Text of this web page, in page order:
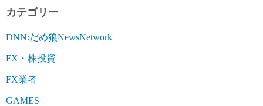
カテゴリー
DNN:だめ狼NewsNetwork
FX・株投資
FX業者
GAMES